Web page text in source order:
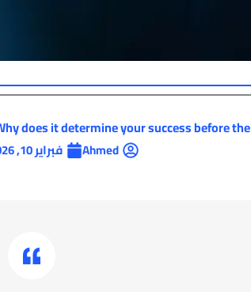
does it determine your success before the…
Ahmed فبراير 10, 2026